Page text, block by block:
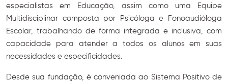
especialistas em Educação, assim como uma Equipe
Multidisciplinar composta por Psicóloga e Fonoaudióloga
Escolar, trabalhando de forma integrada e inclusiva, com
capacidade para atender a todos os alunos em suas
necessidades e especificidades.
Desde sua fundação, é conveniada ao Sistema Positivo de